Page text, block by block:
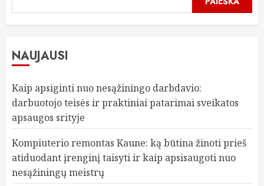
NAUJAUSI
Kaip apsiginti nuo nesąžiningo darbdavio:
darbuotojo teisės ir praktiniai patarimai sveikatos
apsaugos srityje
Kompiuterio remontas Kaune: ką būtina žinoti prieš
atiduodant įrenginį taisyti ir kaip apsisaugoti nuo
nesąžiningų meistrų